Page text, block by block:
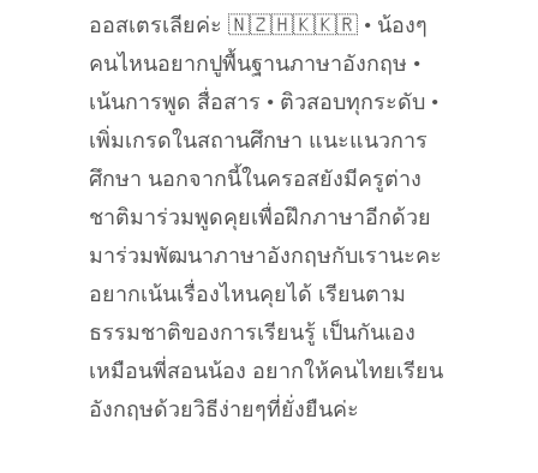
ออสเตรเลียค่ะ 🇳🇿🇭🇰🇰🇷 • น้องๆ
คนไหนอยากปูพื้นฐานภาษาอังกฤษ •
เน้นการพูด สื่อสาร • ติวสอบทุกระดับ •
เพิ่มเกรดในสถานศึกษา แนะแนวการ
ศึกษา นอกจากนี้ในครอสยังมีครูต่าง
ชาติมาร่วมพูดคุยเพื่อฝึกภาษาอีกด้วย
มาร่วมพัฒนาภาษาอังกฤษกับเรานะคะ
อยากเน้นเรื่องไหนคุยได้ เรียนตาม
ธรรมชาติของการเรียนรู้ เป็นกันเอง
เหมือนพี่สอนน้อง อยากให้คนไทยเรียน
อังกฤษด้วยวิธีง่ายๆที่ยั่งยืนค่ะ